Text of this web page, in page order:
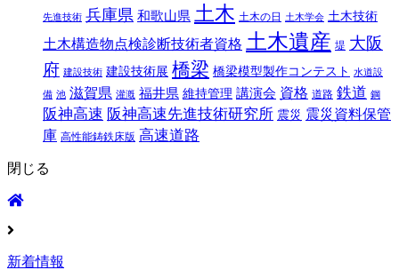
先進技術 兵庫県 和歌山県 土木 土木の日 土木学会 土木技術
土木構造物点検診断技術者資格 土木遺産 堤 大阪
府 建設技術 建設技術展 橋梁 橋梁模型製作コンテスト 水道設
備 池 滋賀県 灌漑 福井県 維持管理 講演会 資格 道路 鉄道 鋼
阪神高速 阪神高速先進技術研究所 震災 震災資料保管
庫 高性能鋳鉄床版 高速道路
閉じる
新着情報